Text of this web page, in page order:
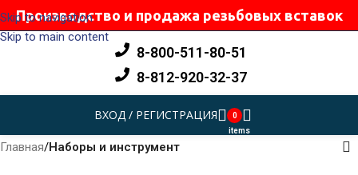
Skip to navigation
Skip to main content
Производство и продажа резьбовых вставок
8-800-511-80-51
8-812-920-32-37
ВХОД / РЕГИСТРАЦИЯ
0
items
Главная/Наборы и инструмент